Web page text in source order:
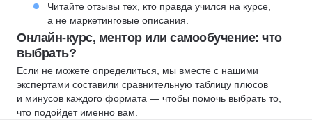
Читайте отзывы тех, кто правда учился на курсе,
а не маркетинговые описания.
Онлайн-курс, ментор или самообучение: что
выбрать?
Если не можете определиться, мы вместе с нашими
экспертами составили сравнительную таблицу плюсов
и минусов каждого формата — чтобы помочь выбрать то,
что подойдет именно вам.